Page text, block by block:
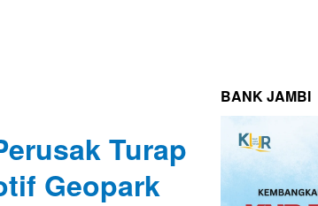
Turap
Geopark
BANK JAMBI